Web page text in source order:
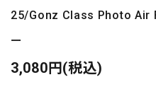
25/Gonz Class Photo Air
ー
3,080円(税込)